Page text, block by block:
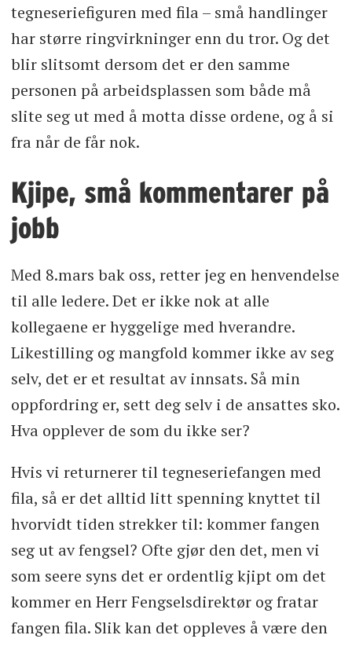
tegneseriefiguren med fila – små handlinger
har større ringvirkninger enn du tror. Og det
blir slitsomt dersom det er den samme
personen på arbeidsplassen som både må
slite seg ut med å motta disse ordene, og å si
fra når de får nok.
Kjipe, små kommentarer på
jobb
Med 8.mars bak oss, retter jeg en henvendelse
til alle ledere. Det er ikke nok at alle
kollegaene er hyggelige med hverandre.
Likestilling og mangfold kommer ikke av seg
selv, det er et resultat av innsats. Så min
oppfordring er, sett deg selv i de ansattes sko.
Hva opplever de som du ikke ser?
Hvis vi returnerer til tegneseriefangen med
fila, så er det alltid litt spenning knyttet til
hvorvidt tiden strekker til: kommer fangen
seg ut av fengsel? Ofte gjør den det, men vi
som seere syns det er ordentlig kjipt om det
kommer en Herr Fengselsdirektør og fratar
fangen fila. Slik kan det oppleves å være den